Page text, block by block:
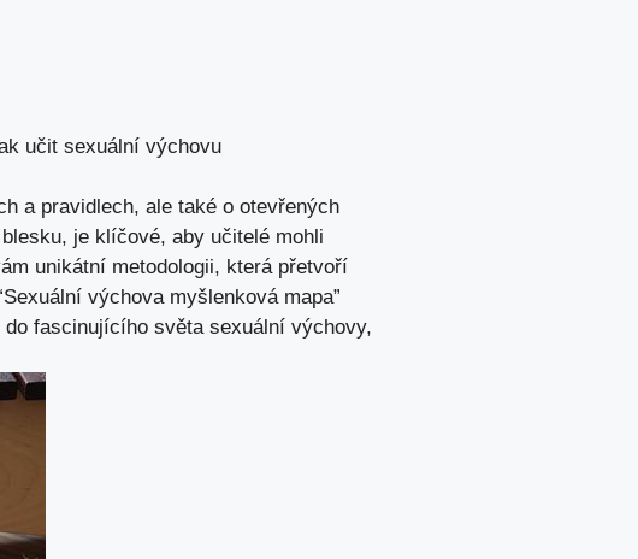
učit sexuální výchovu
a pravidlech, ale také o otevřených
, je⁤ klíčové, aby učitelé mohli
unikátní metodologii, která přetvoří
výchova myšlenková mapa”
fascinujícího světa ⁢sexuální výchovy,